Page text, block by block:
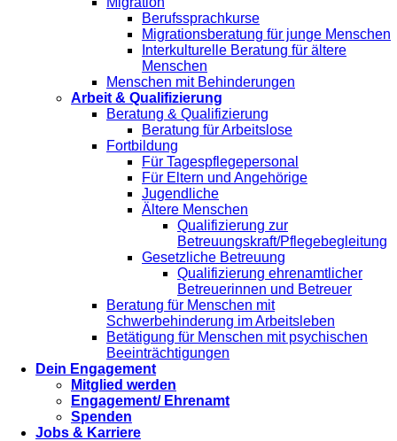
Berufssprachkurse
Migrationsberatung für junge Menschen
Interkulturelle Beratung für ältere
Menschen
Menschen mit Behinderungen
Arbeit & Qualifizierung
Beratung & Qualifizierung
Beratung für Arbeitslose
Fortbildung
Für Tagespflegepersonal
Für Eltern und Angehörige
Jugendliche
Ältere Menschen
Qualifizierung zur
Betreuungskraft/Pflegebegleitung
Gesetzliche Betreuung
Qualifizierung ehrenamtlicher
Betreuerinnen und Betreuer
Beratung für Menschen mit
Schwerbehinderung im Arbeitsleben
Betätigung für Menschen mit psychischen
Beeinträchtigungen
Dein Engagement
Mitglied werden
Engagement/ Ehrenamt
Spenden
Jobs & Karriere